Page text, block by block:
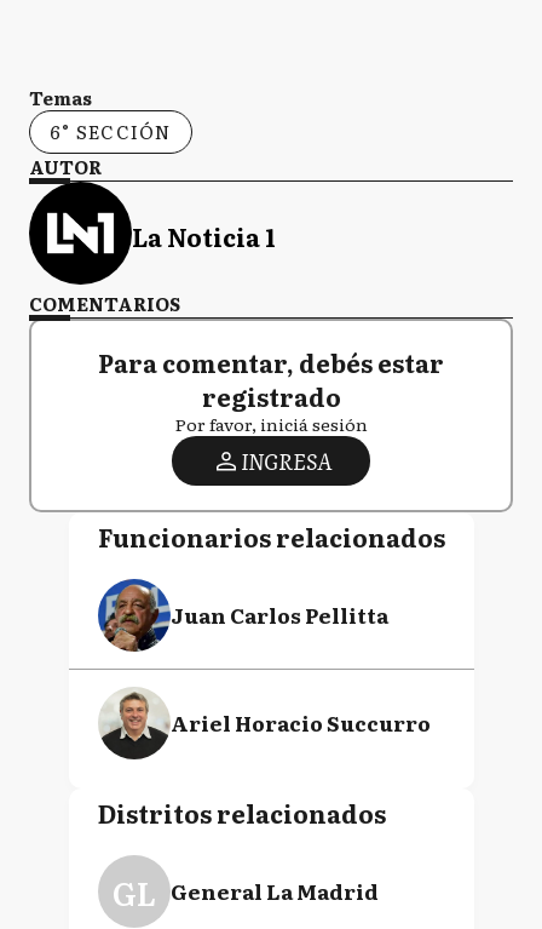
Temas
6° SECCIÓN
AUTOR
La Noticia 1
COMENTARIOS
Para comentar, debés estar
registrado
Por favor, iniciá sesión
INGRESA
Funcionarios relacionados
Juan Carlos Pellitta
Ariel Horacio Succurro
Distritos relacionados
GL General La Madrid